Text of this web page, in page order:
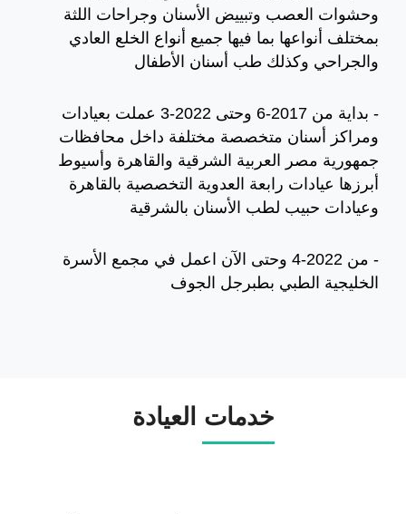
وحشوات العصب وتبييض الأسنان وجراحات اللثة
بمختلف أنواعها بما فيها جميع أنواع الخلع العادي
والجراحي وكذلك طب أسنان الأطفال
- بداية من 2017-6 وحتى 2022-3 عملت بعيادات
ومراكز أسنان متخصصة مختلفة داخل محافظات
جمهورية مصر العربية الشرقية والقاهرة وأسيوط
أبرزها عيادات رابعة العدوية التخصصية بالقاهرة
وعيادات حبيب لطب الأسنان بالشرقية
- من 2022-4 وحتى الآن اعمل في مجمع الأسرة
الخليجية الطبي بطبرجل الجوف
خدمات العيادة